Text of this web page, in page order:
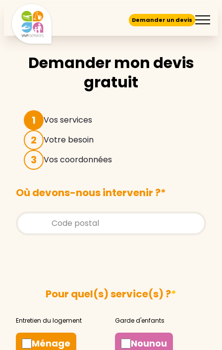
Demander un devis
Demander mon devis
gratuit
1 Vos services
2 Votre besoin
3 Vos coordonnées
Où devons-nous intervenir ?*
Store locator global - Autocompletion
Rechercher
Pour quel(s) service(s) ?*
Ménage Nounou